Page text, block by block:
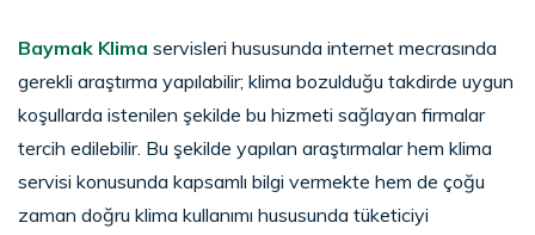
Baymak Klima servisleri hususunda internet mecrasında
gerekli araştırma yapılabilir; klima bozulduğu takdirde uygun
koşullarda istenilen şekilde bu hizmeti sağlayan firmalar
tercih edilebilir. Bu şekilde yapılan araştırmalar hem klima
servisi konusunda kapsamlı bilgi vermekte hem de çoğu
zaman doğru klima kullanımı hususunda tüketiciyi